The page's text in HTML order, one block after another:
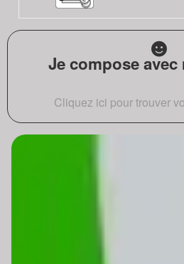
Je compose avec
Cliquez ici pour trouver